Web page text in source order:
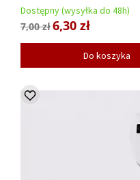
Dostępny (wysyłka do 48h)
7,00 zł6,30 zł
Do koszyka